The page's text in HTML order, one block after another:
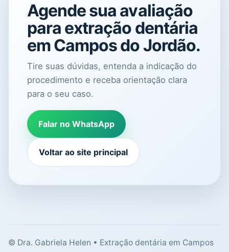
Agende sua avaliação
para extração dentária
em Campos do Jordão.
Tire suas dúvidas, entenda a indicação do
procedimento e receba orientação clara
para o seu caso.
Falar no WhatsApp
Voltar ao site principal
© Dra. Gabriela Helen • Extração dentária em Campos